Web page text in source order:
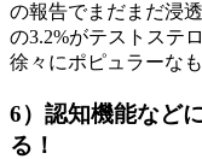
の報告でまだまだ浸
の3.2%がテストステ
徐々にポピュラーな
6）認知機能など
る！